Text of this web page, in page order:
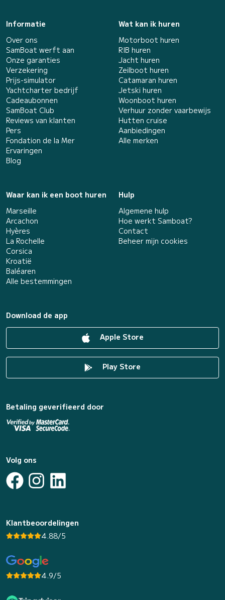
Informatie
Over ons
SamBoat werft aan
Onze garanties
Verzekering
Prijs-simulator
Yachtcharter bedrijf
Cadeaubonnen
SamBoat Club
Reviews van klanten
Pers
Fondation de la Mer
Ervaringen
Blog
Wat kan ik huren
Motorboot huren
RIB huren
Jacht huren
Zeilboot huren
Catamaran huren
Jetski huren
Woonboot huren
Verhuur zonder vaarbewijs
Hutten cruise
Aanbiedingen
Alle merken
Waar kan ik een boot huren
Marseille
Arcachon
Hyères
La Rochelle
Corsica
Kroatië
Baléaren
Alle bestemmingen
Hulp
Algemene hulp
Hoe werkt Samboat?
Contact
Beheer mijn cookies
Download de app
Apple Store
Play Store
Betaling geverifieerd door
Volg ons
Klantbeoordelingen
4.88/5
4.9/5